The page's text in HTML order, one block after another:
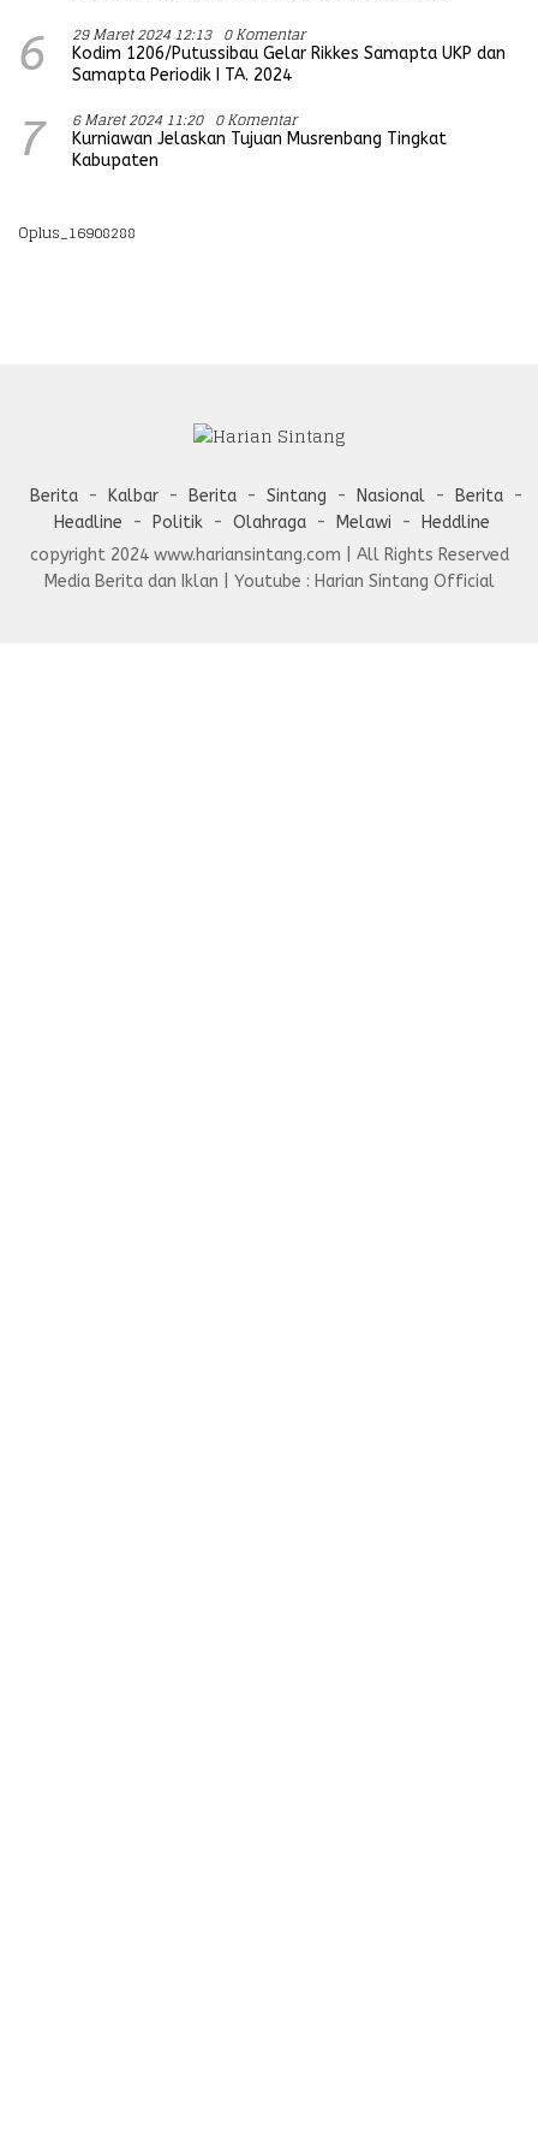
6 29 Maret 2024 12:13 0 Komentar
Kodim 1206/Putussibau Gelar Rikkes Samapta UKP dan
Samapta Periodik I TA. 2024
7 6 Maret 2024 11:20 0 Komentar
Kurniawan Jelaskan Tujuan Musrenbang Tingkat
Kabupaten
Oplus_16908288
Berita Kalbar Berita Sintang Nasional
Berita
Headline
Politik Olahraga Melawi
Heddline
copyright 2024 www.hariansintang.com | All Rights Reserved
Media Berita dan Iklan | Youtube : Harian Sintang Official